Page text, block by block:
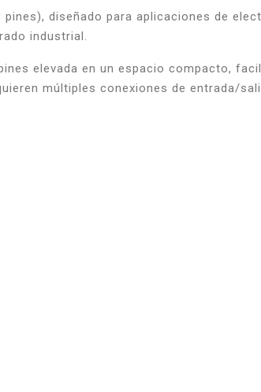
diseñado para aplicaciones de
industrial.
elevada en un espacio compacto,
múltiples conexiones de entrada/